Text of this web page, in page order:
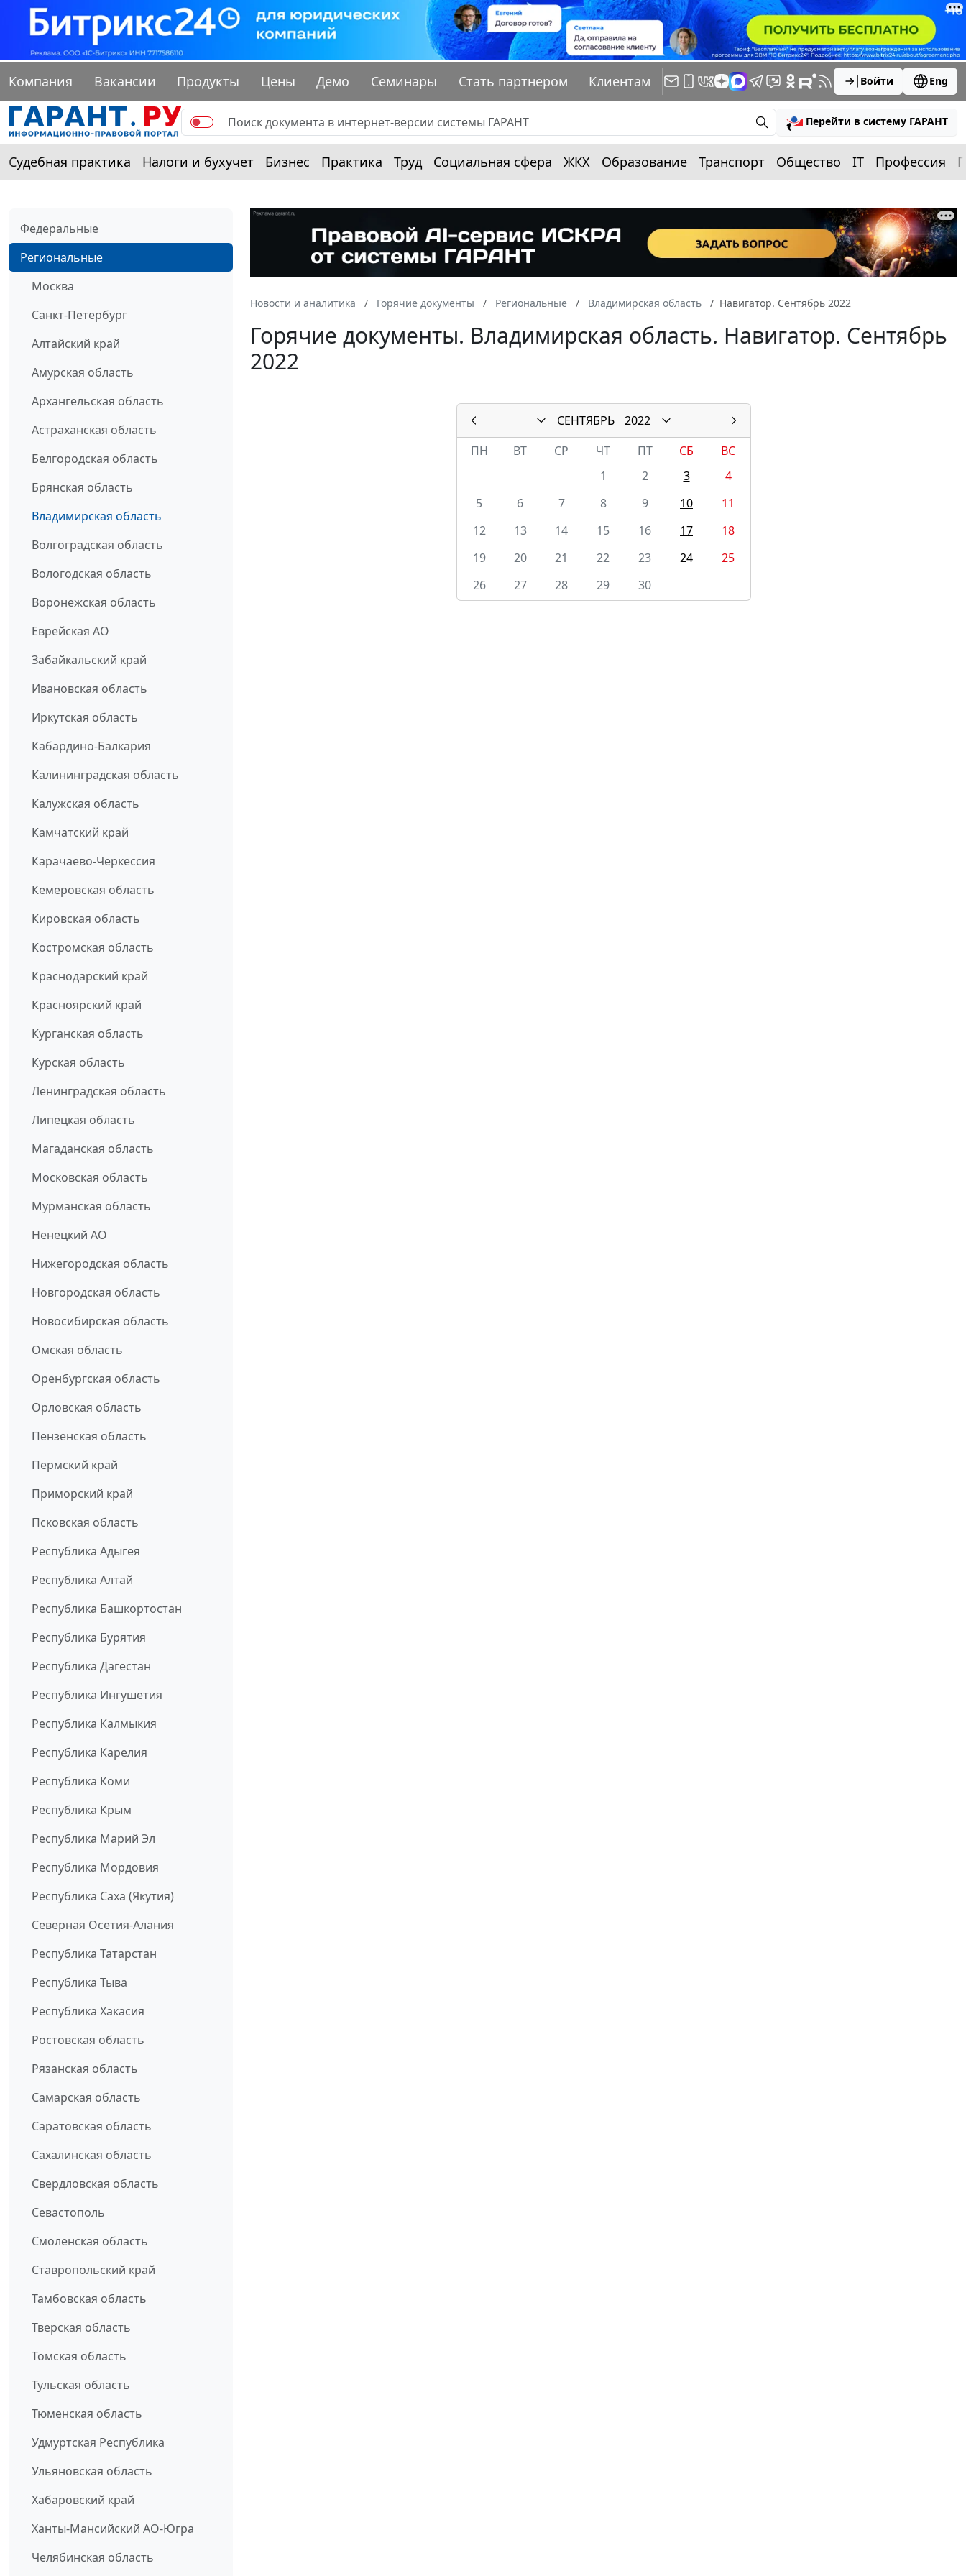
Компания Вакансии Продукты Цены Демо Семинары Стать партнером Клиентам Войти Eng
Перейти в систему ГАРАНТ
Судебная практика Налоги и бухучет Бизнес Практика Труд Социальная сфера ЖКХ Образование Транспорт Общество IT Профессия
Федеральные
Региональные
Москва
Санкт-Петербург
Алтайский край
Амурская область
Архангельская область
Астраханская область
Белгородская область
Брянская область
Владимирская область
Волгоградская область
Вологодская область
Воронежская область
Еврейская АО
Забайкальский край
Ивановская область
Иркутская область
Кабардино-Балкария
Калининградская область
Калужская область
Камчатский край
Карачаево-Черкессия
Кемеровская область
Кировская область
Костромская область
Краснодарский край
Красноярский край
Курганская область
Курская область
Ленинградская область
Липецкая область
Магаданская область
Московская область
Мурманская область
Ненецкий АО
Нижегородская область
Новгородская область
Новосибирская область
Омская область
Оренбургская область
Орловская область
Пензенская область
Пермский край
Приморский край
Псковская область
Республика Адыгея
Республика Алтай
Республика Башкортостан
Республика Бурятия
Республика Дагестан
Республика Ингушетия
Республика Калмыкия
Республика Карелия
Республика Коми
Республика Крым
Республика Марий Эл
Республика Мордовия
Республика Саха (Якутия)
Северная Осетия-Алания
Республика Татарстан
Республика Тыва
Республика Хакасия
Ростовская область
Рязанская область
Самарская область
Саратовская область
Сахалинская область
Свердловская область
Севастополь
Смоленская область
Ставропольский край
Тамбовская область
Тверская область
Томская область
Тульская область
Тюменская область
Удмуртская Республика
Ульяновская область
Хабаровский край
Ханты-Мансийский АО-Югра
Челябинская область
Новости и аналитика Горячие документы Региональные Владимирская область Навигатор. Сентябрь 2022
Горячие документы. Владимирская область. Навигатор. Сентябрь
2022
СЕНТЯБРЬ
2022
ПН
ВТ СР ЧТ ПТ СБ
ВС
1
2 3
4
5
6 7 8 9 10
11
12
13 14 15 16 17
18
19
20 21 22 23 24
25
26
27 28 29 30